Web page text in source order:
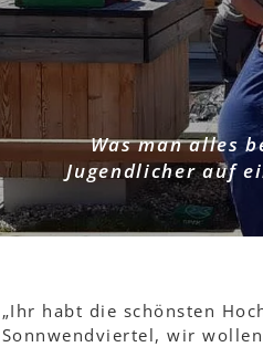
Was man alles
Jugendlicher auf
„Ihr habt die schönsten
Sonnwendviertel, wir